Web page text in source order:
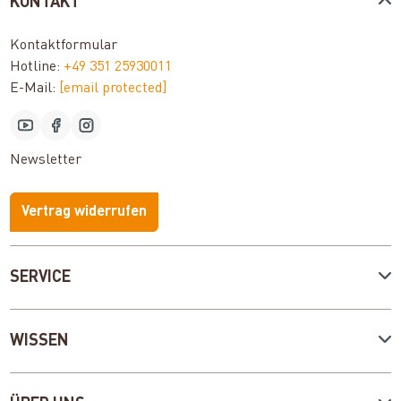
SERVICE
WISSEN
Kontaktformular
Hotline: +49 351 25930011
E-Mail:
[email protected]
Newsletter
Vertrag widerrufen